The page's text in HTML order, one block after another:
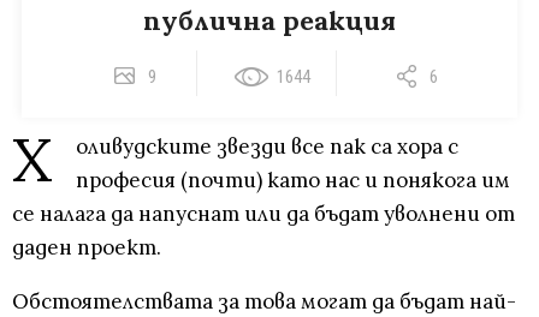
публична реакция
9 1644 6
Х
оливудските звезди все пак са хора с
професия (почти) като нас и понякога им
се налага да напуснат или да бъдат уволнени от
даден проект.
Обстоятелствата за това могат да бъдат най-